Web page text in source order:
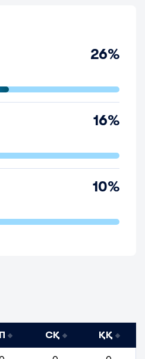
26%
16%
10%
СҚ ҚҚ